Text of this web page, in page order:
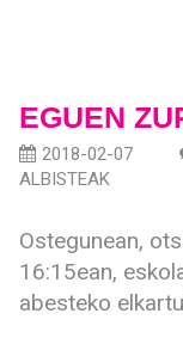
EGUEN
2018-02-07
ALBISTEAK
Ostegunean,
16:15ean,
abesteko